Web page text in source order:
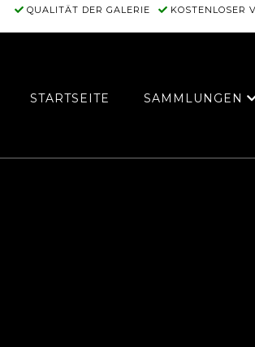
QUALITÄT DER GALERIE KOSTENLOSER
STARTSEITE SAMMLUNGEN